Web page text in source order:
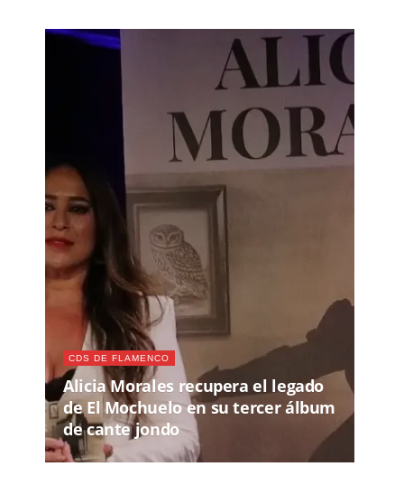
CDS DE FLAMENCO
Alicia Morales recupera el legado
de El Mochuelo en su tercer álbum
de cante jondo